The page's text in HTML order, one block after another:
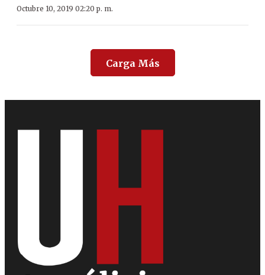
Octubre 10, 2019 02:20 p. m.
Carga Más